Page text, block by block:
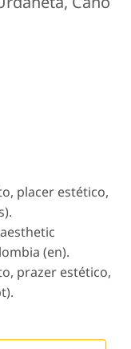
placer estético,
(en).
prazer estético,